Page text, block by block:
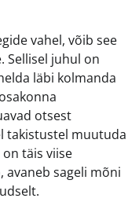
vahel, võib see
Sellisel juhul on
läbi kolmanda
otsest
takistustel muutuda
täis viise
avaneb sageli mõni